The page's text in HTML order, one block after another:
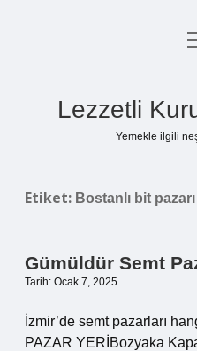
Lezzetli
Yemekle ilgili
Etiket: Bostanlı bit
Gümüldür Semt
Tarih: Ocak 7, 2025
İzmir’de semt pazarları
PAZAR YERİBozyaka